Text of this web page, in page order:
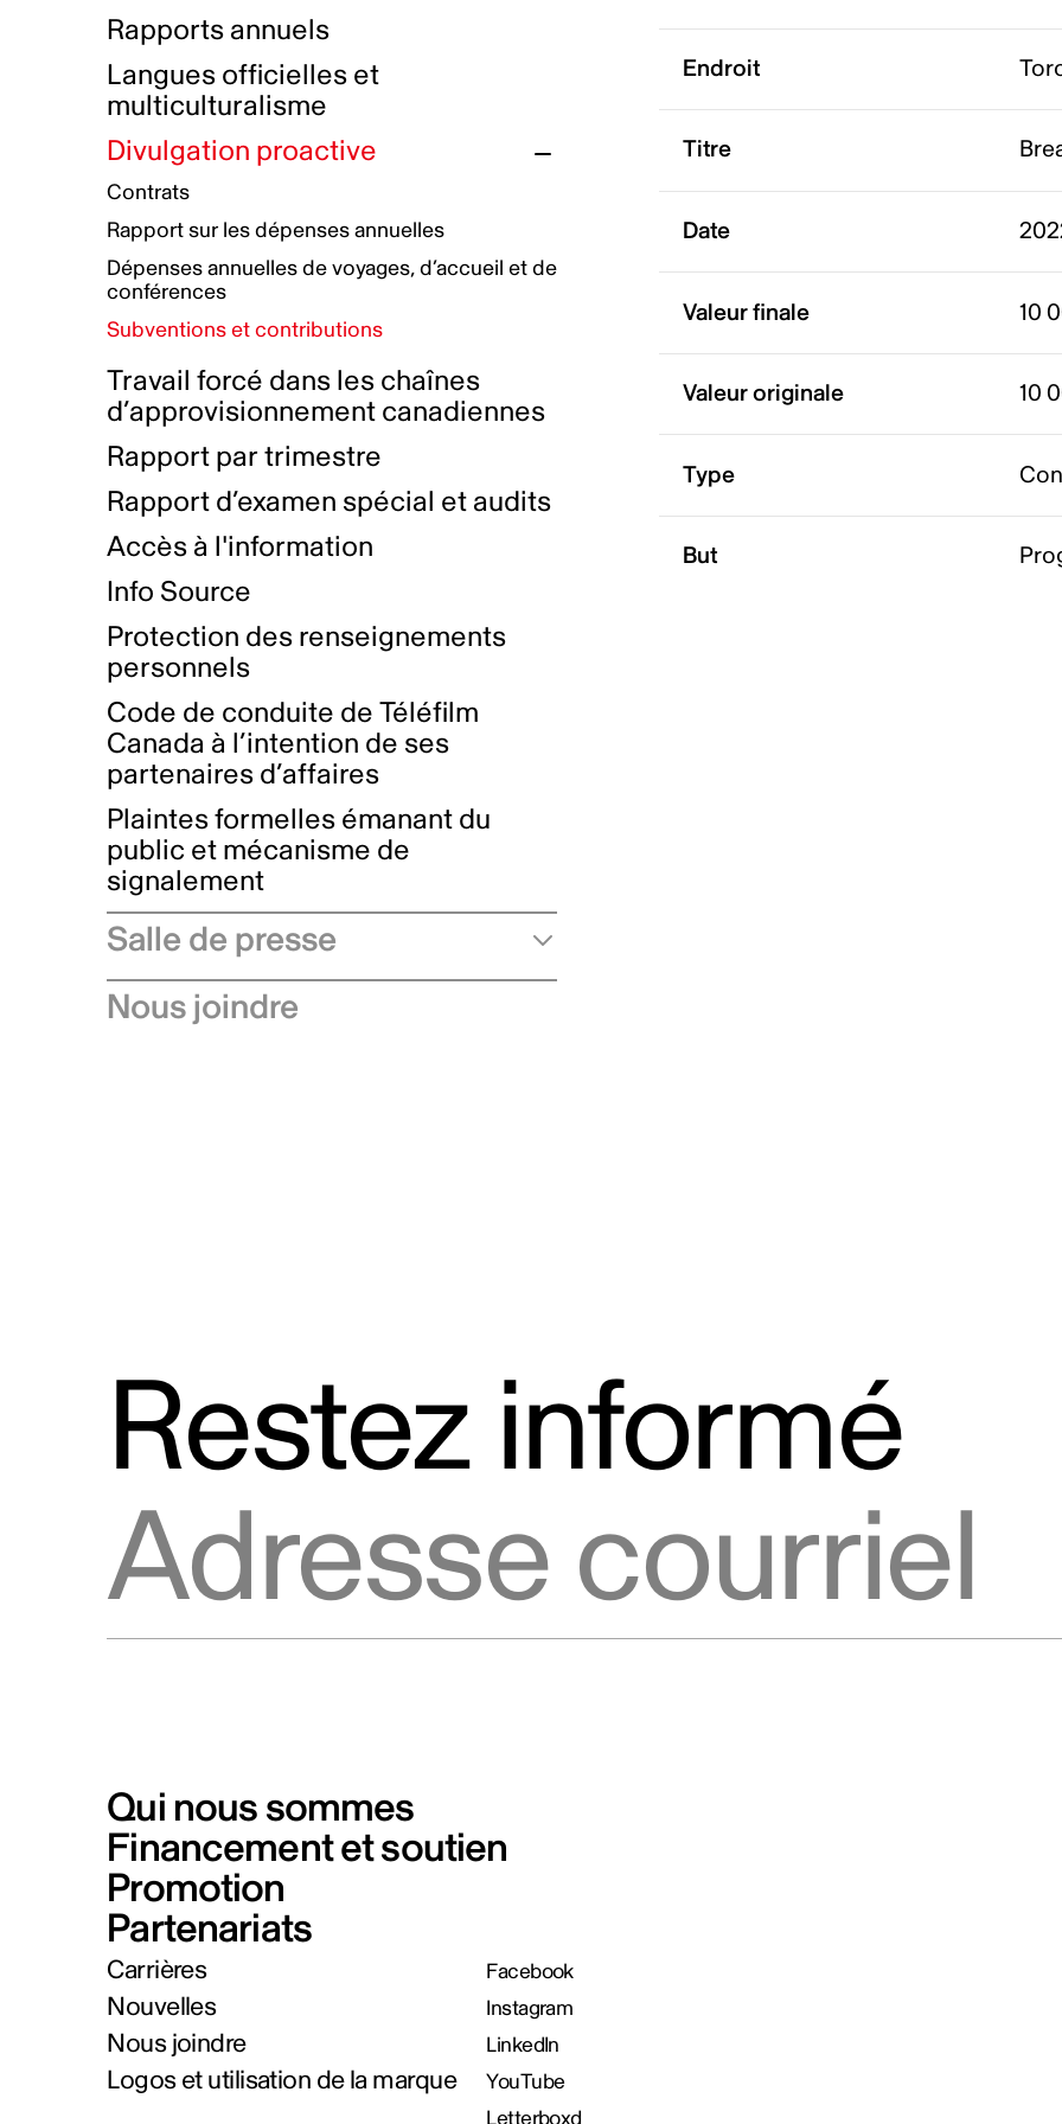
Initiatives autochtones
Plan de réconciliation autochtone
Groupe de travail autochtone
Principes directeurs sur le
harcèlement
Plan d’action pour la parité
Plan d'équité, de diversité,
d'inclusion et d'accessibilité
Boîte à outils pour le récit authentique
Collecte de données et l’auto-identification
Plan d'accessibilité
Rémunération et avantages
Prix et certifications
Nos valeurs d’entreprise
Rapports annuels
Langues officielles et
multiculturalisme
Divulgation proactive
Contrats
Rapport sur les dépenses annuelles
Dépenses annuelles de voyages, d’accueil et de
conférences
Subventions et contributions
Travail forcé dans les chaînes
d’approvisionnement canadiennes
Rapport par trimestre
Rapport d’examen spécial et audits
Accès à l'information
Info Source
Protection des renseignements
personnels
Code de conduite de Téléfilm
Canada à l’intention de ses
partenaires d’affaires
Plaintes formelles émanant du
public et mécanisme de
signalement
Salle de presse
Communiqués de presse
Nous joindre
Endroit
Titre
Date
Valeur finale 10
Valeur originale 10
Type
But
Restez informé
Qui nous sommes
Financement et soutien
Promotion
Partenariats
Carrières
Nouvelles
Nous joindre
Logos et utilisation de la marque
Facebook
Instagram
LinkedIn
YouTube
Letterboxd